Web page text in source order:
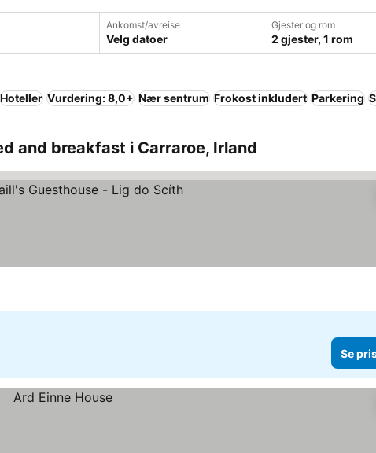
Ankomst/avreise
Velg datoer
Gjester og rom
2 gjester, 1 rom
Hoteller Vurdering: 8,0+ Nær sentrum Frokost inkludert Parkering
and breakfast i Carraroe, Irland
Se